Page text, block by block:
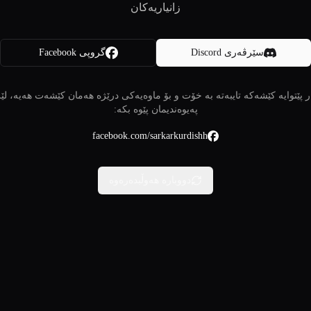
زانیاریەکان
سێرڤەری Discord گروپی Facebook
پێتوایە کێشەکە تایبەتە بە خۆت و بۆ ماوەیەکی درێژە هەمان کێشەت هەیە،
پەیوەندیمان پێوە بکە:
facebook.com/sarkarkurdishh